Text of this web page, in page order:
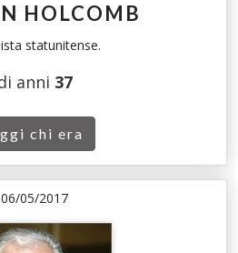
HOLCOMB
statunitense.
anni 37
chi era
06/05/2017